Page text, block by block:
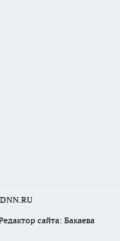
сайта: Бакаева